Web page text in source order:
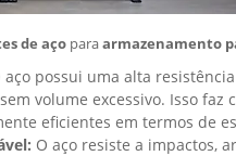
de aço paraarmazenamento
aço possui uma alta
sem volume excessivo. Isso faz
eficientes em termos de
O aço resiste a impactos,